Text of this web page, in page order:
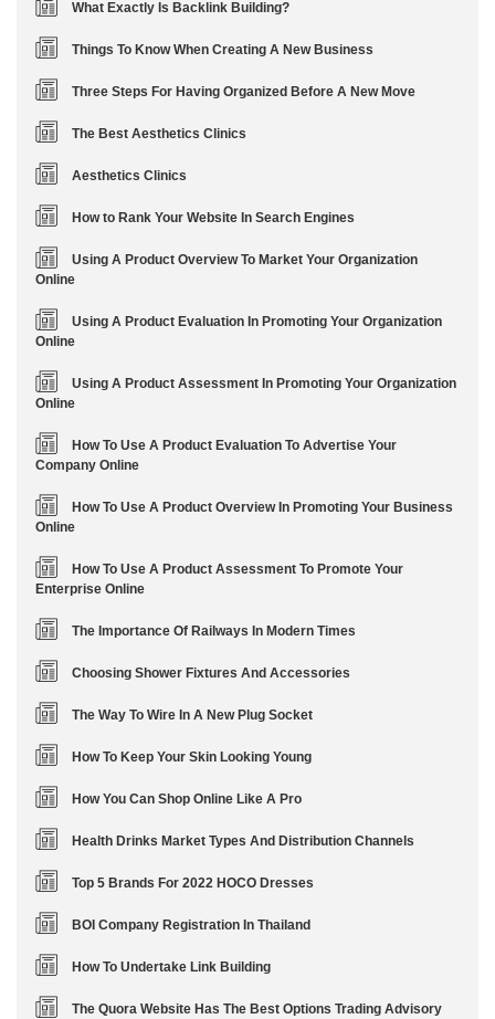
What Exactly Is Backlink Building?
Things To Know When Creating A New Business
Three Steps For Having Organized Before A New Move
The Best Aesthetics Clinics
Aesthetics Clinics
How to Rank Your Website In Search Engines
Using A Product Overview To Market Your Organization
Online
Using A Product Evaluation In Promoting Your Organization
Online
Using A Product Assessment In Promoting Your Organization
Online
How To Use A Product Evaluation To Advertise Your
Company Online
How To Use A Product Overview In Promoting Your Business
Online
How To Use A Product Assessment To Promote Your
Enterprise Online
The Importance Of Railways In Modern Times
Choosing Shower Fixtures And Accessories
The Way To Wire In A New Plug Socket
How To Keep Your Skin Looking Young
How You Can Shop Online Like A Pro
Health Drinks Market Types And Distribution Channels
Top 5 Brands For 2022 HOCO Dresses
BOI Company Registration In Thailand
How To Undertake Link Building
The Quora Website Has The Best Options Trading Advisory